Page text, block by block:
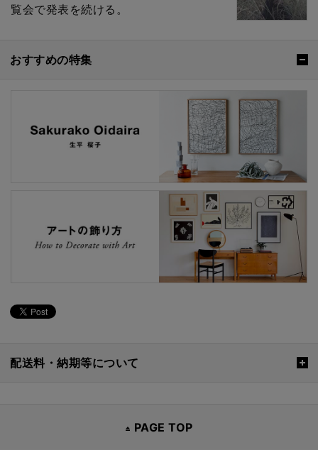
覧会で発表を続ける。
おすすめの特集
配送料・納期等について
PAGE TOP